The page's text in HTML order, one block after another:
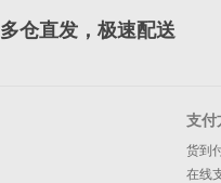
多仓直发，极速配送
支付
货到
在线